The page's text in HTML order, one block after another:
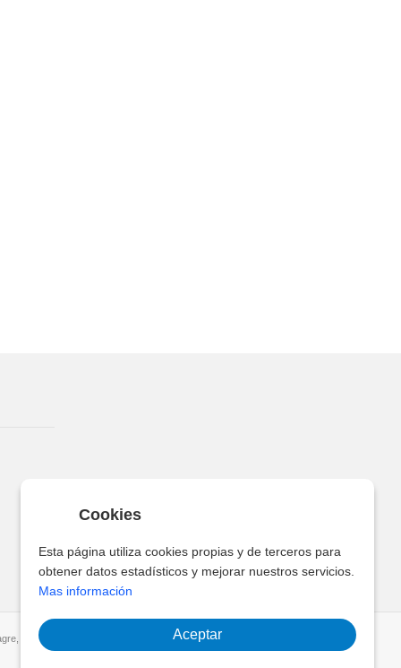
Santa
Cookies
Esta página utiliza cookies propias y de terceros para
obtener datos estadísticos y mejorar nuestros servicios.
Mas información
Aceptar